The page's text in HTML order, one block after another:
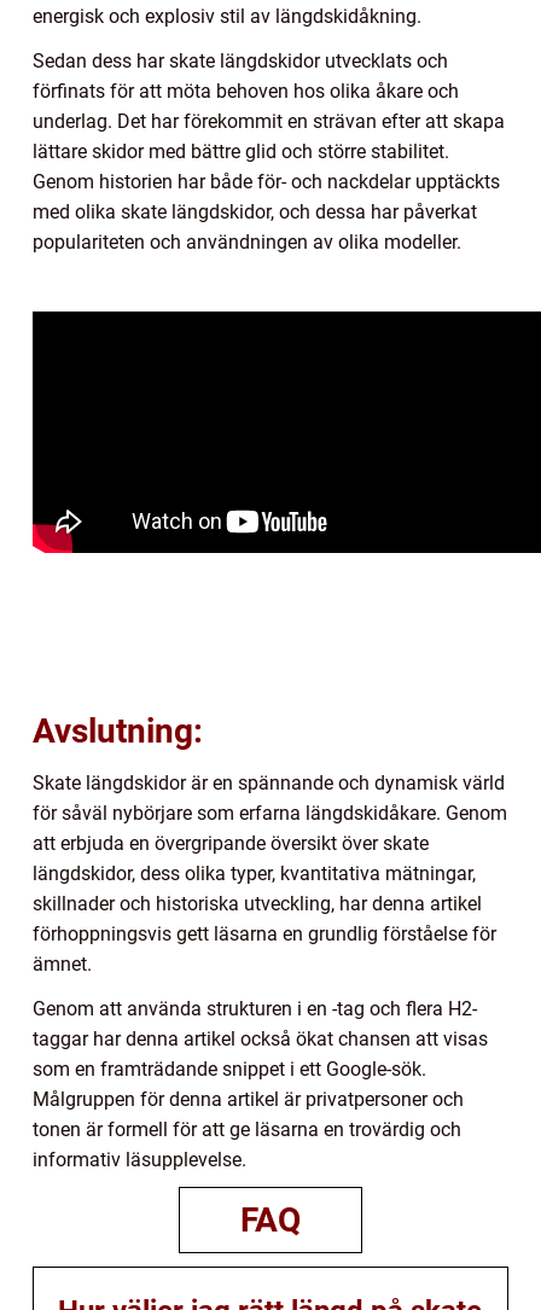
energisk och explosiv stil av längdskidåkning.
Sedan dess har skate längdskidor utvecklats och
förfinats för att möta behoven hos olika åkare och
underlag. Det har förekommit en strävan efter att skapa
lättare skidor med bättre glid och större stabilitet.
Genom historien har både för- och nackdelar upptäckts
med olika skate längdskidor, och dessa har påverkat
populariteten och användningen av olika modeller.
Avslutning:
Skate längdskidor är en spännande och dynamisk värld
för såväl nybörjare som erfarna längdskidåkare. Genom
att erbjuda en övergripande översikt över skate
längdskidor, dess olika typer, kvantitativa mätningar,
skillnader och historiska utveckling, har denna artikel
förhoppningsvis gett läsarna en grundlig förståelse för
ämnet.
Genom att använda strukturen i en -tag och flera H2-
taggar har denna artikel också ökat chansen att visas
som en framträdande snippet i ett Google-sök.
Målgruppen för denna artikel är privatpersoner och
tonen är formell för att ge läsarna en trovärdig och
informativ läsupplevelse.
FAQ